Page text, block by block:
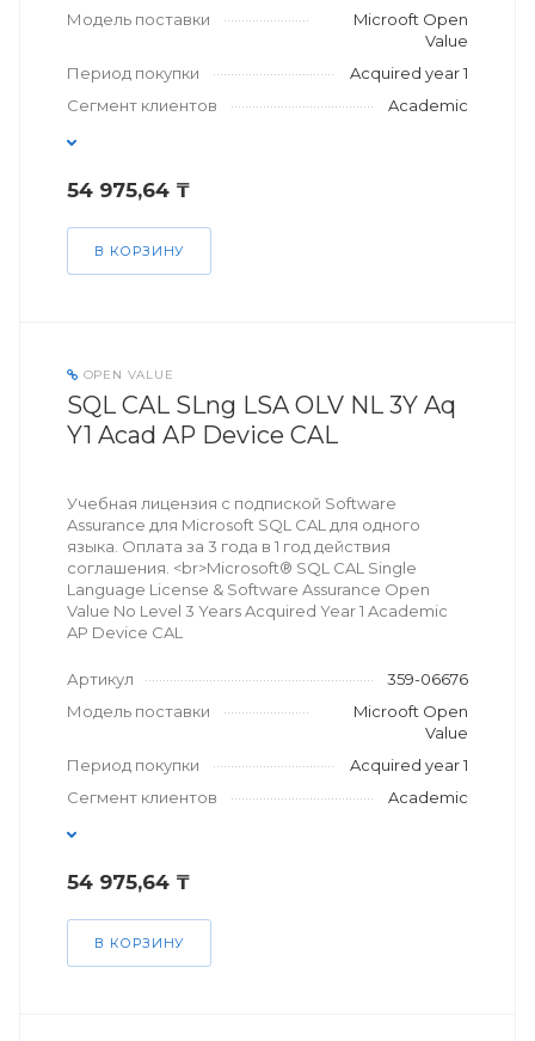
Модель поставки
Microoft Open
Value
Период покупки
Acquired year 1
Сегмент клиентов
Academic
54 975,64 ₸
В КОРЗИНУ
OPEN VALUE
SQL CAL SLng LSA OLV NL 3Y Aq
Y1 Acad AP Device CAL
Учебная лицензия с подпиской Software
Assurance для Microsoft SQL CAL для одного
языка. Оплата за 3 года в 1 год действия
соглашения. <br>Microsoft® SQL CAL Single
Language License & Software Assurance Open
Value No Level 3 Years Acquired Year 1 Academic
AP Device CAL
Артикул
359-06676
Модель поставки
Microoft Open
Value
Период покупки
Acquired year 1
Сегмент клиентов
Academic
54 975,64 ₸
В КОРЗИНУ